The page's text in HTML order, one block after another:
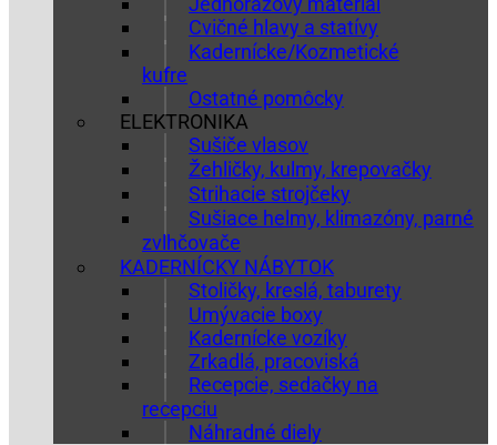
Cvičné hlavy a statívy
Kadernícke/Kozmetické
kufre
Ostatné pomôcky
ELEKTRONIKA
Sušiče vlasov
Žehličky, kulmy, krepovačky
Strihacie strojčeky
Sušiace helmy, klimazóny, parné
zvlhčovače
KADERNÍCKY NÁBYTOK
Stoličky, kreslá, taburety
Umývacie boxy
Kadernícke vozíky
Zrkadlá, pracoviská
Recepcie, sedačky na
recepciu
Náhradné diely